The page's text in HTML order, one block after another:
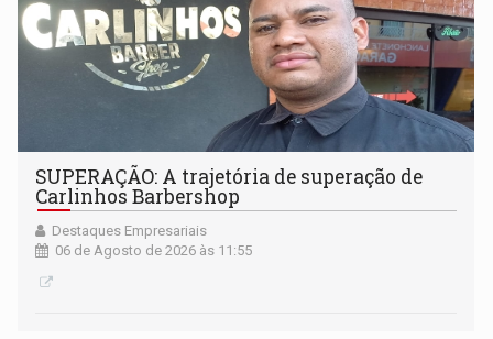
SUPERAÇÃO: A trajetória de superação de
Carlinhos Barbershop
Destaques Empresariais
06 de Agosto de 2026 às 11:55